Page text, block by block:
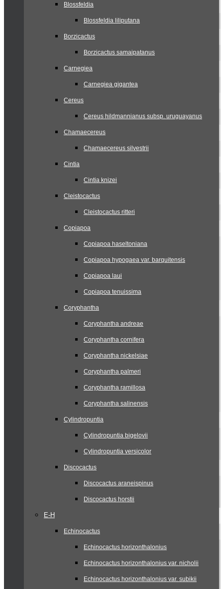
Blossfeldia
Blossfeldia liliputana
Borzicactus
Borzicactus samaipatanus
Carnegiea
Carnegiea gigantea
Cereus
Cereus hildmannianus subsp. uruguayanus
Chamaecereus
Chamaecereus silvestrii
Cintia
Cintia knizei
Cleistocactus
Cleistocactus ritteri
Copiapoa
Copiapoa haseltoniana
Copiapoa hypogaea var. barquitensis
Copiapoa laui
Copiapoa tenuissima
Coryphantha
Coryphantha andreae
Coryphantha cornifera
Coryphantha nickelsiae
Coryphantha palmeri
Coryphantha ramillosa
Coryphantha salinensis
Cylindropuntia
Cylindropuntia bigelovii
Cylindropuntia versicolor
Discocactus
Discocactus araneispinus
Discocactus horstii
E-H
Echinocactus
Echinocactus horizonthalonius
Echinocactus horizonthalonius var. nicholii
Echinocactus horizonthalonius var. subikii